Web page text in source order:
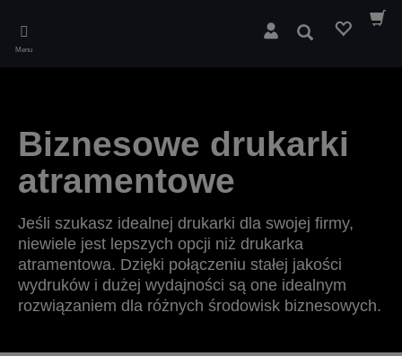
main
Menu
Wyszukaj
Biznesowe drukarki
atramentowe
Jeśli szukasz idealnej drukarki dla swojej firmy,
niewiele jest lepszych opcji niż drukarka
atramentowa. Dzięki połączeniu stałej jakości
wydruków i dużej wydajności są one idealnym
rozwiązaniem dla różnych środowisk biznesowych.